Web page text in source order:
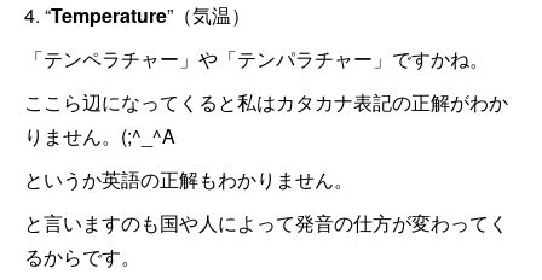
4. “Temperature”（気温）
「テンペラチャー」や「テンパラチャー」ですかね。
ここら辺になってくると私はカタカナ表記の正解がわか
りません。(;^_^A
というか英語の正解もわかりません。
と言いますのも国や人によって発音の仕方が変わってく
るからです。